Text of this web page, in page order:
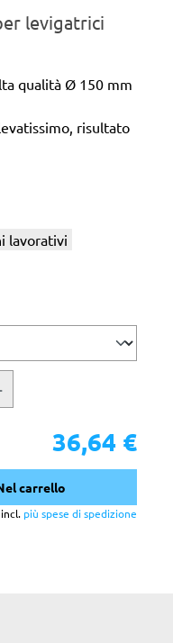
levigatrici
qualità Ø 150 mm
risultato
lavorativi
36,64 €
carrello
più spese di spedizione